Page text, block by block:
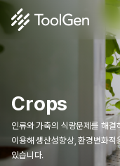
Crops
인류와 가축의 식량문제를 해
이용해 생산성향상, 환경변화
있습니다.